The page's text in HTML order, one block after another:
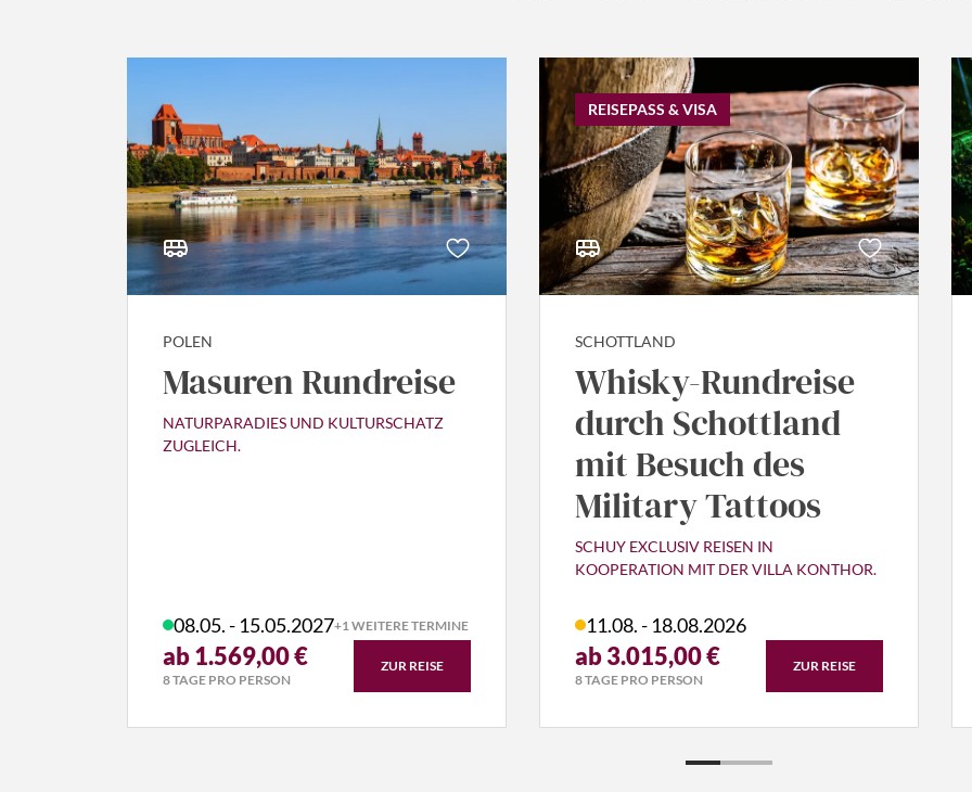
POLEN
Masuren Rundreise
NATURPARADIES UND KULTURSCHATZ
ZUGLEICH.
08.05. - 15.05.2027+1 WEITERE TERMINE
ab 1.569,00 €
8 TAGE PRO PERSON
ZUR REISE
REISEPASS & VISA
SCHOTTLAND
Whisky-Rundreise
durch Schottland
mit Besuch des
Military Tattoos
SCHUY EXCLUSIV REISEN IN
KOOPERATION MIT DER VILLA KONTHOR.
11.08. - 18.08.2026
ab 3.015,00 €
8 TAGE PRO PERSON
ZUR REISE